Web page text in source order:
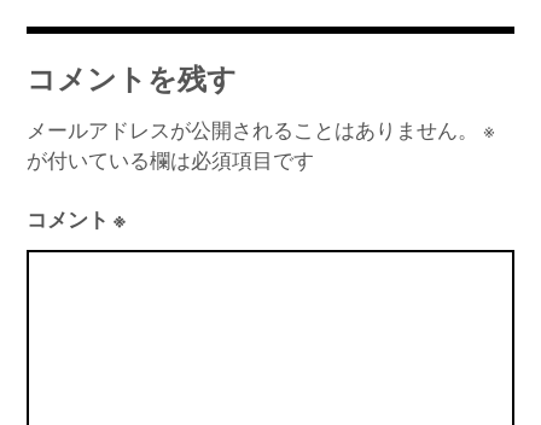
コメントを残す
メールアドレスが公開されることはありません。
※
が付いている欄は必須項目です
コメント※